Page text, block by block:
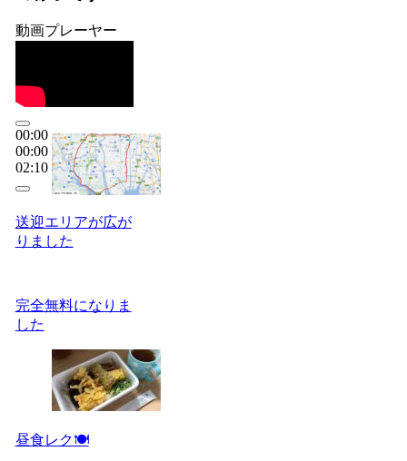
動画プレーヤー
00:00
00:00
02:10
送迎エリアが広が
りました
完全無料になりま
した
昼食レク🍽